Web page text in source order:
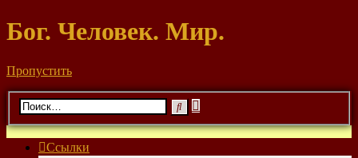
Бог. Человек. Мир.
Пропустить
ПоискРасширенный
Ссылки